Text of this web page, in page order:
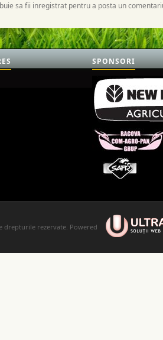
sa fii inregistrat pentru a posta un
SPONSORI
drepturile rezervate. Powered